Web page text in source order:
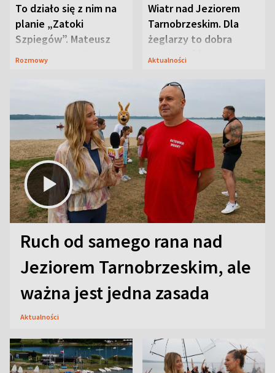
To działo się z nim na
planie „Zatoki
Szpiegów”. Mateusz
Janicki odsłonił
Rozmowy
Wiatr nad Jeziorem
Tarnobrzeskim. Dla
żeglarzy to dobra
wiadomość
Aktualności
Ruch od samego rana nad
Jeziorem Tarnobrzeskim, ale
ważna jest jedna zasada
Aktualności